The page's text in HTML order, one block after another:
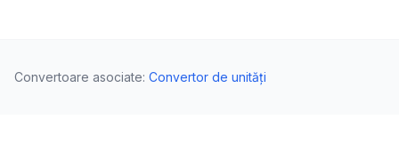
Convertoare asociate: Convertor de unități